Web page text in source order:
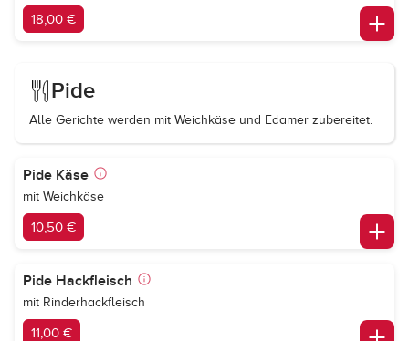
18,00 €
Pide
Alle Gerichte werden mit Weichkäse und Edamer zubereitet.
Pide Käse
mit Weichkäse
10,50 €
Pide Hackfleisch
mit Rinderhackfleisch
11,00 €